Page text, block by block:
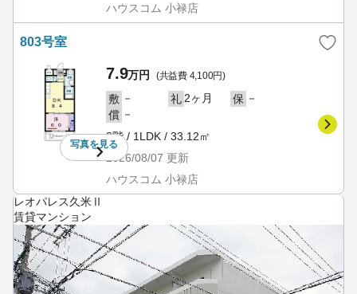
ハウスコム 小禄店
803号室
写真を見る
7.9万円 (共益費 4,100円)
敷 － 礼 2ヶ月 保 －
償 －
8階 / 1LDK / 33.12㎡
2026/08/07 更新
ハウスコム 小禄店
レオパレス久米Ⅱ
賃貸マンション